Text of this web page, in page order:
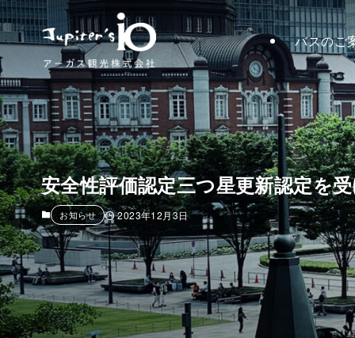
TOP PAGE
トップページ
News
新着情報
バスのご
安全性評価認定三つ星更新認定を
お知らせ 2023年12月3日